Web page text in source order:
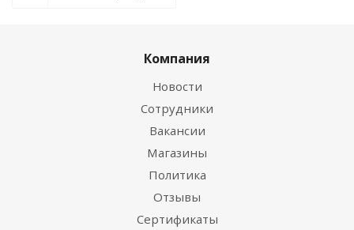
Компания
Новости
Сотрудники
Вакансии
Магазины
Политика
Отзывы
Сертификаты